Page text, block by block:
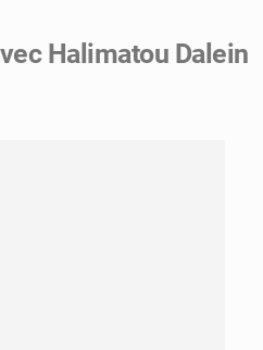
Halimatou Dalein